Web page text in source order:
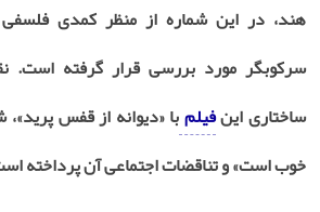
هند، در این شماره از منظر کمدی
سرکوبگر مورد بررسی قرار گرفته است.
ساختاری اینفیلمبا «دیوانه از قفس
خوب است» و تناقضات اجتماعی آن پرداخته